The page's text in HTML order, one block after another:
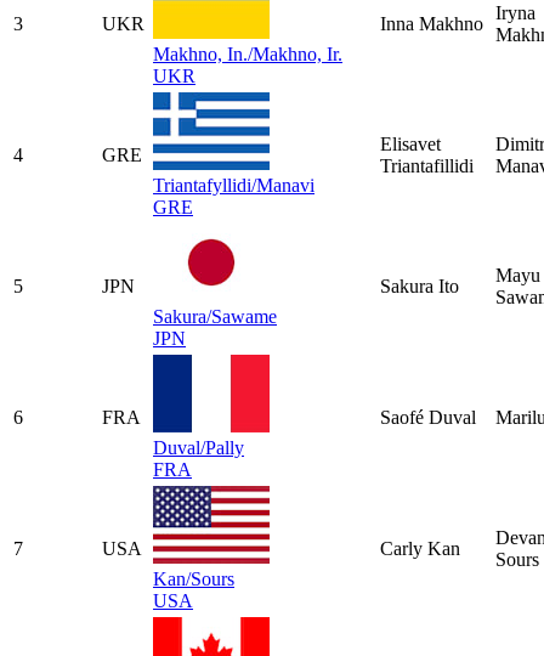
3
UKR
Makhno, In./Makhno, Ir.
UKR
Inna Makhno
Iryna
4
GRE
Triantafyllidi/Manavi
GRE
Elisavet
Triantafillidi
5
JPN
Sakura/Sawame
JPN
Sakura Ito
Mayu
6
FRA
Duval/Pally
FRA
Saofé Duval
7
USA
Kan/Sours
USA
Carly Kan
Sours